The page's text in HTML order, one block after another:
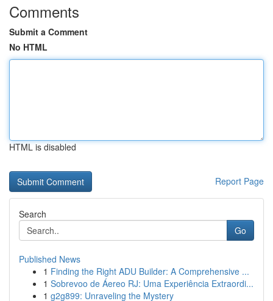
Comments
Submit a Comment
No HTML
HTML is disabled
Report Page
Search
Go
Published News
1 Finding the Right ADU Builder: A Comprehensive ...
1 Sobrevoo de Áereo RJ: Uma Experiência Extraordi...
1 g2g899: Unraveling the Mystery